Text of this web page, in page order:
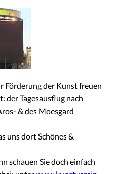
Förderung der Kunst freuen
der Tagesausflug nach
& des Moesgard
uns dort Schönes &
schauen Sie doch einfach